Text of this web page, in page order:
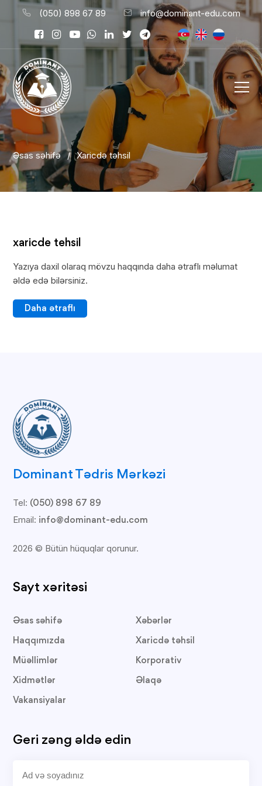
(050) 898 67 89 info@dominant-edu.com
Əsas səhifə / Xaricdə təhsil
xaricde tehsil
Yazıya daxil olaraq mövzu haqqında daha ətraflı məlumat
əldə edə bilərsiniz.
Daha ətraflı
Dominant Tədris Mərkəzi
Tel: (050) 898 67 89
Email: info@dominant-edu.com
2026 © Bütün hüquqlar qorunur.
Sayt xəritəsi
Əsas səhifə
Haqqımızda
Müəllimlər
Xidmətlər
Vakansiyalar
Xəbərlər
Xaricdə təhsil
Korporativ
Əlaqə
Geri zəng əldə edin